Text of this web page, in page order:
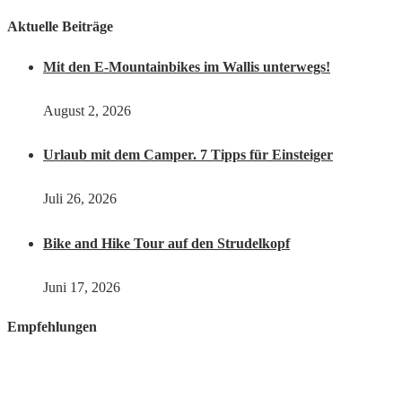
Aktuelle Beiträge
Mit den E-Mountainbikes im Wallis unterwegs!
August 2, 2026
Urlaub mit dem Camper. 7 Tipps für Einsteiger
Juli 26, 2026
Bike and Hike Tour auf den Strudelkopf
Juni 17, 2026
Empfehlungen